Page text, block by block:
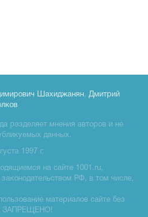
Шахиджанян, Дмитрий
разделяет мнения авторов и не
данных.
1997 г.
на сайте 1001.ru,
РФ, в том числе,
материалов сайте без
ЗАПРЕЩЕНО!